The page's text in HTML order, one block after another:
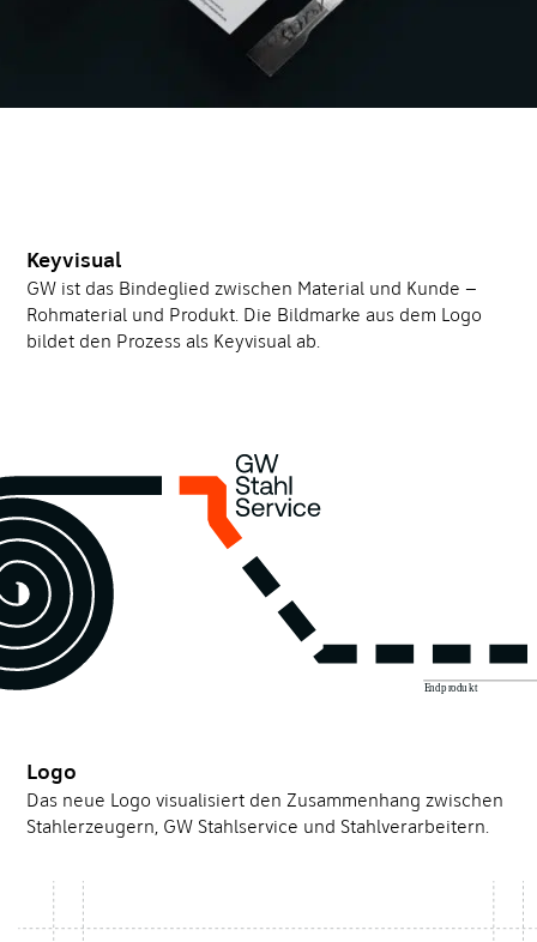
Keyvisual
GW ist das Bindeglied zwischen Material und Kunde –
Rohmaterial und Produkt. Die Bildmarke aus dem Logo
bildet den Prozess als Keyvisual ab.
Logo
Das neue Logo visualisiert den Zusammenhang zwischen
Stahlerzeugern, GW Stahlservice und Stahlverarbeitern.